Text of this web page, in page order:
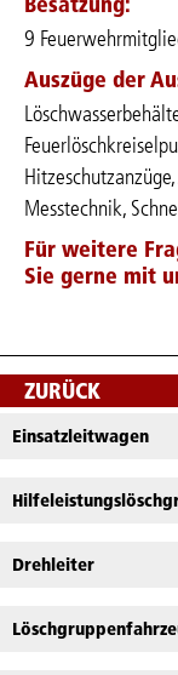
9
Auszüge der
Messtechnik,
Für weitere
Sie gerne mit
ZURÜCK
Einsatzleitwagen
Drehleiter